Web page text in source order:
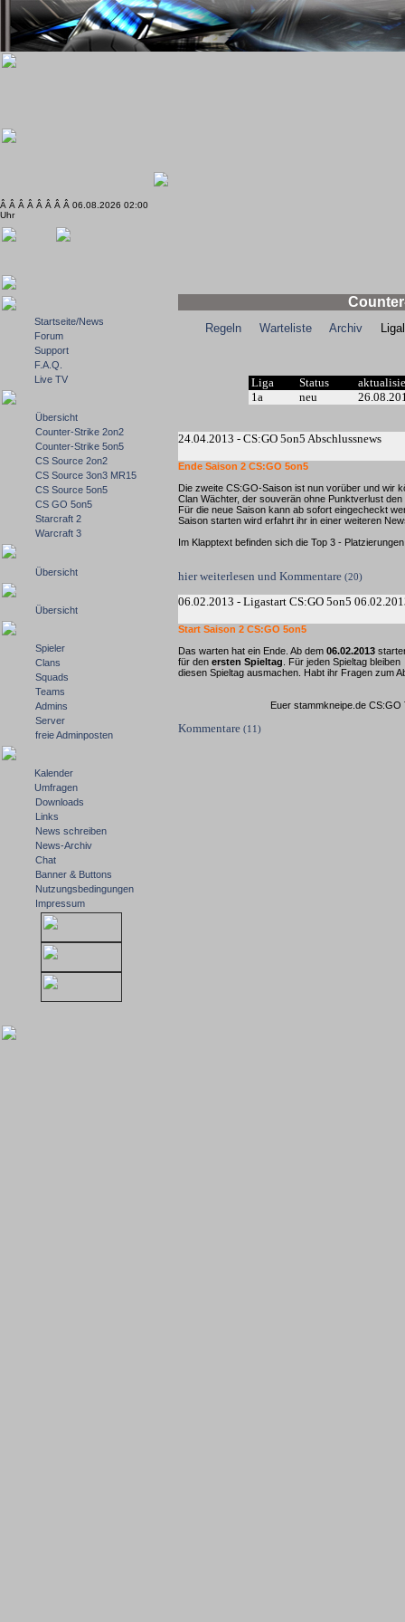
Â Â Â Â Â Â Â Â 06.08.2026 02:00
Uhr
Startseite/News
Forum
Support
F.A.Q.
Live TV
Übersicht
Counter-Strike 2on2
Counter-Strike 5on5
CS Source 2on2
CS Source 3on3 MR15
CS Source 5on5
CS GO 5on5
Starcraft 2
Warcraft 3
Übersicht
Übersicht
Spieler
Clans
Squads
Teams
Admins
Server
freie Adminposten
Kalender
Umfragen
Downloads
Links
News schreiben
News-Archiv
Chat
Banner & Buttons
Nutzungsbedingungen
Impressum
Regeln Warteliste Archiv
Liga Status
1a
neu
24.04.2013 - CS:GO 5on5 Abschlussnews
Ende Saison 2 CS:GO 5on5
Die zweite CS:GO-Saison ist nun vorüber und wir
Clan Wächter, der souverän ohne Punktverlust
Für die neue Saison kann ab sofort eingecheckt
Saison starten wird erfahrt ihr in einer weiteren
Im Klapptext befinden sich die Top 3 -
hier weiterlesen und Kommentare (20)
06.02.2013 - Ligastart CS:GO 5on5
Start Saison 2 CS:GO 5on5
Das warten hat ein Ende. Ab dem 06.02.2013
für den ersten Spieltag . Für jeden Spieltag
diesen Spieltag ausmachen. Habt ihr Fragen zum
Euer stammkneipe.de CS:GO Team
Kommentare (11)